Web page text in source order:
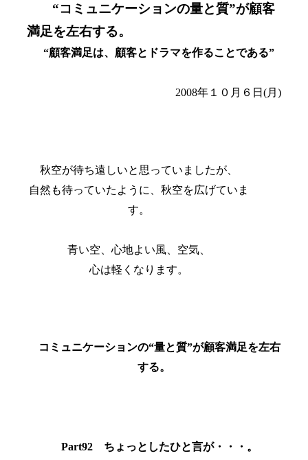
“コミュニケーションの量と質”が顧客
満足を左右する。
“顧客満足は、顧客とドラマを作ることである”
2008年１０月６日 (月 )
秋空が待ち遠しいと思っていましたが、
自然も待っていたように、秋空を広げていま
す。
青い空、心地よい風、空気、
心は軽くなります。
コミュニケーションの“量と質”が顧客満足を左右
する。
Part92 ちょっとしたひと言が・・・。